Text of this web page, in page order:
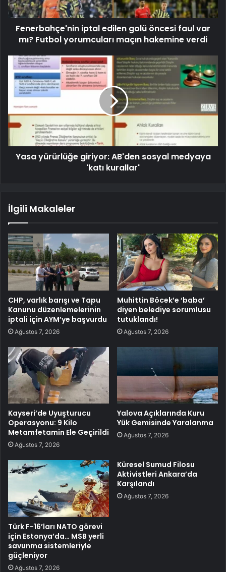
Fenerbahçe'nin iptal edilen golü öncesi faul var
mı? Futbol yorumcuları maçın hakemine verdi
Yasa yürürlüğe giriyor: AB'den sosyal medyaya
'katı kurallar'
İlgili Makaleler
CHP, varlık barışı ve Tapu
Kanunu düzenlemelerinin
iptali için AYM’ye başvurdu
Ağustos 7, 2026
Muhittin Böcek’e ‘baba’
diyen belediye sorumlusu
tutuklandı!
Ağustos 7, 2026
Kayseri’de Uyuşturucu
Operasyonu: 9 Kilo
Metamfetamin Ele Geçirildi
Ağustos 7, 2026
Yalova Açıklarında Kuru
Yük Gemisinde Yaralanma
Ağustos 7, 2026
Türk F-16’ları NATO görevi
için Estonya’da… MSB yerli
savunma sistemleriyle
güçleniyor
Ağustos 7, 2026
Küresel Sumud Filosu
Aktivistleri Ankara’da
Karşılandı
Ağustos 7, 2026